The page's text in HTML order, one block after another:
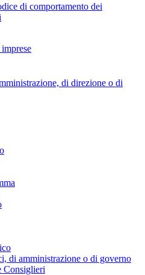
di comportamento dei
di direzione o di
di amministrazione o di governo
Consiglieri